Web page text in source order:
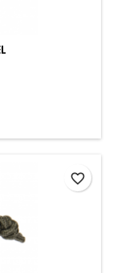
favorite_border